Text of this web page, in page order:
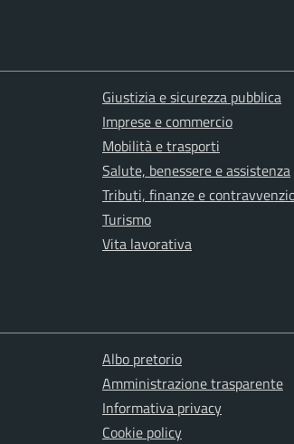
Giustizia e sicurezza pubblica
Imprese e commercio
Mobilità e trasporti
Salute, benessere e assistenza
Tributi, finanze e
Turismo
Vita lavorativa
Albo pretorio
Amministrazione trasparente
Informativa privacy
Cookie policy